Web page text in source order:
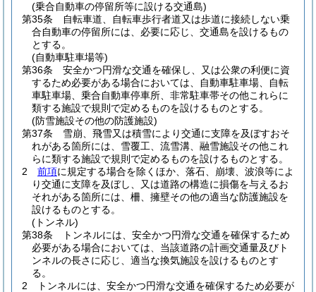
(乗合自動車の停留所等に設ける交通島)
第35条
自転車道、自転車歩行者道又は歩道に接続しない乗
合自動車の停留所には、必要に応じ、交通島を設けるもの
とする。
(自動車駐車場等)
第36条
安全かつ円滑な交通を確保し、又は公衆の利便に資
するため必要がある場合においては、自動車駐車場、自転
車駐車場、乗合自動車停車所、非常駐車帯その他これらに
類する施設で規則で定めるものを設けるものとする。
(防雪施設その他の防護施設)
第37条
雪崩、飛雪又は積雪により交通に支障を及ぼすおそ
れがある箇所には、雪覆工、流雪溝、融雪施設その他これ
らに類する施設で規則で定めるものを設けるものとする。
2
前項に規定する場合を除くほか、落石、崩壊、波浪等によ
り交通に支障を及ぼし、又は道路の構造に損傷を与えるお
それがある箇所には、柵、擁壁その他の適当な防護施設を
設けるものとする。
(トンネル)
第38条
トンネルには、安全かつ円滑な交通を確保するため
必要がある場合においては、当該道路の計画交通量及びト
ンネルの長さに応じ、適当な換気施設を設けるものとす
る。
2
トンネルには、安全かつ円滑な交通を確保するため必要が